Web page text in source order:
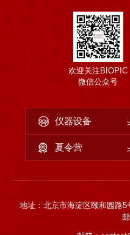
欢迎关注BIOPIC
微信公众号
仪器设备
夏令营
地址：北京市海淀区颐和园路